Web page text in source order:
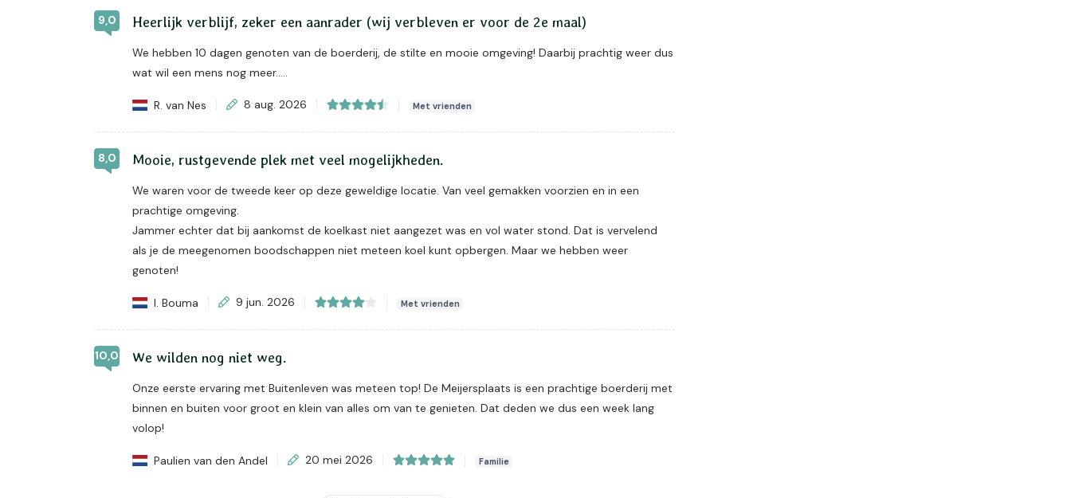
9,0 Heerlijk verblijf, zeker een aanrader (wij verbleven er voor de 2e maal)
We hebben 10 dagen genoten van de boerderij, de stilte en mooie omgeving! Daarbij prachtig weer dus
wat wil een mens nog meer…..
R. van Nes 8 aug. 2026 Met vrienden
8,0 Mooie, rustgevende plek met veel mogelijkheden.
We waren voor de tweede keer op deze geweldige locatie. Van veel gemakken voorzien en in een
prachtige omgeving.
Jammer echter dat bij aankomst de koelkast niet aangezet was en vol water stond. Dat is vervelend
als je de meegenomen boodschappen niet meteen koel kunt opbergen. Maar we hebben weer
genoten!
I. Bouma 9 jun. 2026 Met vrienden
10,0 We wilden nog niet weg.
Onze eerste ervaring met Buitenleven was meteen top! De Meijersplaats is een prachtige boerderij met
binnen en buiten voor groot en klein van alles om van te genieten. Dat deden we dus een week lang
volop!
Paulien van den Andel 20 mei 2026 Familie